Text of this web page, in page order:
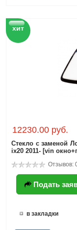
хит
12230.00 руб.
Стекло с заменой
ix20 2011- [vin
Отзывов:
Подать
в закладки